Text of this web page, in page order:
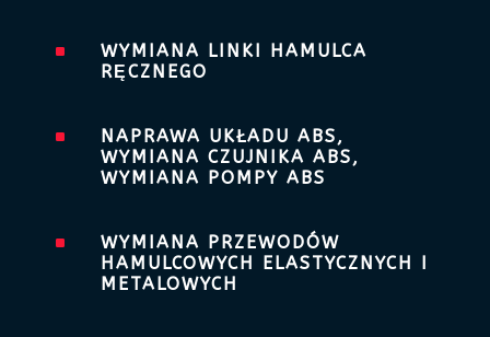
^
WYMIANA LINKI HAMULCA
RĘCZNEGO
^
NAPRAWA UKŁADU ABS,
WYMIANA CZUJNIKA ABS,
WYMIANA POMPY ABS
^
WYMIANA PRZEWODÓW
HAMULCOWYCH ELASTYCZNYCH I
METALOWYCH